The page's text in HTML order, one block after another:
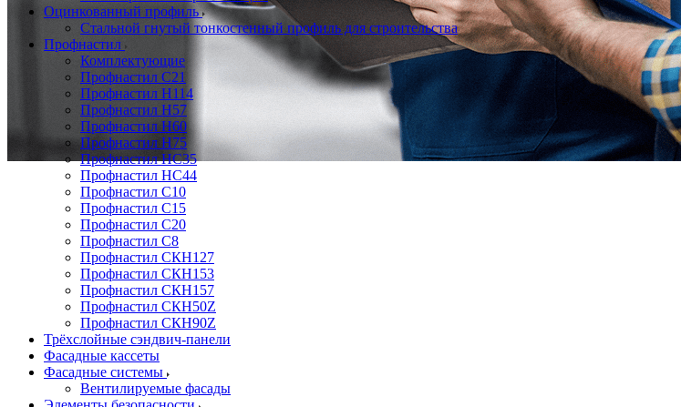
Оцинкованный профиль
Стальной гнутый тонкостенный профиль для строительства
Профнастил
Комплектующие
Профнастил C21
Профнастил Н114
Профнастил Н57
Профнастил Н60
Профнастил Н75
Профнастил НС35
Профнастил НС44
Профнастил С10
Профнастил С15
Профнастил С20
Профнастил С8
Профнастил СКН127
Профнастил СКН153
Профнастил СКН157
Профнастил СКН50Z
Профнастил СКН90Z
Трёхслойные сэндвич-панели
Фасадные кассеты
Фасадные системы
Вентилируемые фасады